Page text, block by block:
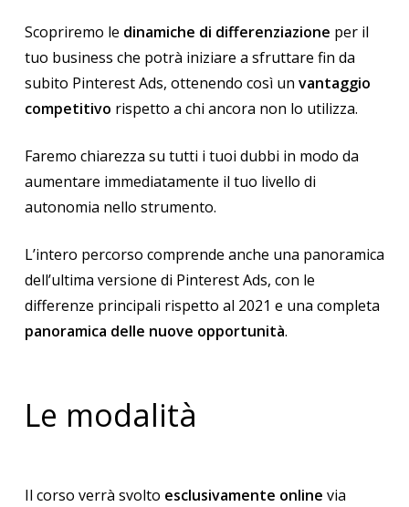
Scopriremo le dinamiche di differenziazione per il
tuo business che potrà iniziare a sfruttare fin da
subito Pinterest Ads, ottenendo così un vantaggio
competitivo rispetto a chi ancora non lo utilizza.
Faremo chiarezza su tutti i tuoi dubbi in modo da
aumentare immediatamente il tuo livello di
autonomia nello strumento.
L’intero percorso comprende anche una panoramica
dell’ultima versione di Pinterest Ads, con le
differenze principali rispetto al 2021 e una completa
panoramica delle nuove opportunità.
Le modalità
Il corso verrà svolto esclusivamente online via